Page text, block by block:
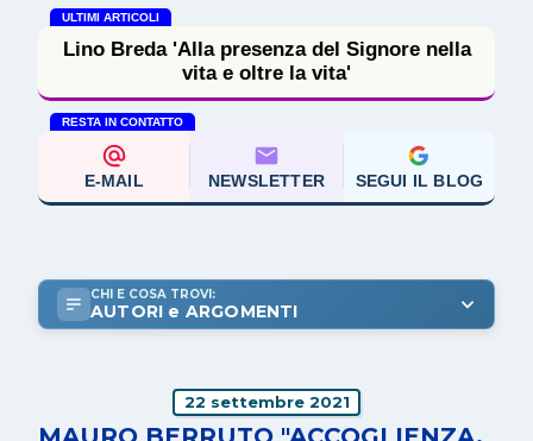
ULTIMI ARTICOLI
Lino Breda 'Alla presenza del Signore nella
vita e oltre la vita'
RESTA IN CONTATTO
E-MAIL NEWSLETTER SEGUI IL BLOG
CHI E COSA TROVI:
AUTORI e ARGOMENTI
22 settembre 2021